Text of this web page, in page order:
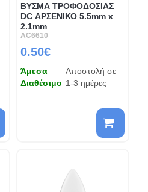
ΒΥΣΜΑ ΤΡΟΦΟΔΟΣΙΑΣ
DC ΑΡΣΕΝΙΚΟ 5.5mm x
2.1mm
AC6610
0.50€
Άμεσα
Διαθέσιμο
Αποστολή σε
1-3 ημέρες